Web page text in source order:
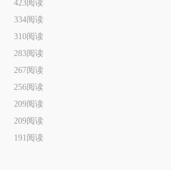
423阅读
334阅读
310阅读
283阅读
267阅读
256阅读
209阅读
209阅读
191阅读